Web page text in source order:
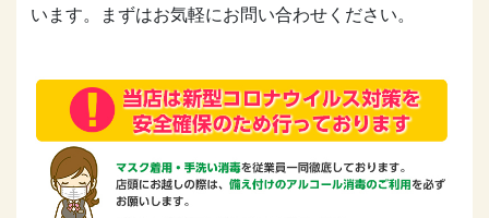
います。まずはお気軽にお問い合わせください。